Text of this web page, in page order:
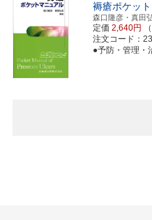
褥瘡ポケッ
森口隆彦・真田
定価 2,640円
注文コード：
●予防・管理・